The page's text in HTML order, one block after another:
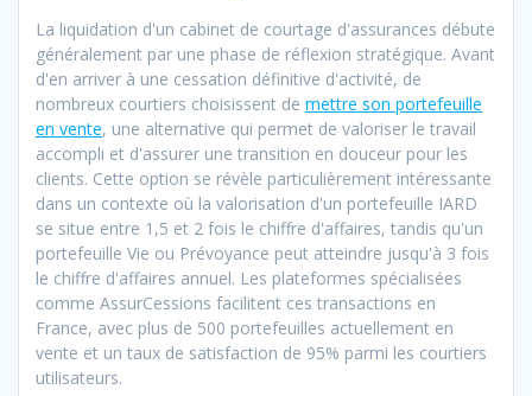
La liquidation d'un cabinet de courtage d'assurances débute
généralement par une phase de réflexion stratégique. Avant
d'en arriver à une cessation définitive d'activité, de
nombreux courtiers choisissent de mettre son portefeuille
en vente, une alternative qui permet de valoriser le travail
accompli et d'assurer une transition en douceur pour les
clients. Cette option se révèle particulièrement intéressante
dans un contexte où la valorisation d'un portefeuille IARD
se situe entre 1,5 et 2 fois le chiffre d'affaires, tandis qu'un
portefeuille Vie ou Prévoyance peut atteindre jusqu'à 3 fois
le chiffre d'affaires annuel. Les plateformes spécialisées
comme AssurCessions facilitent ces transactions en
France, avec plus de 500 portefeuilles actuellement en
vente et un taux de satisfaction de 95% parmi les courtiers
utilisateurs.